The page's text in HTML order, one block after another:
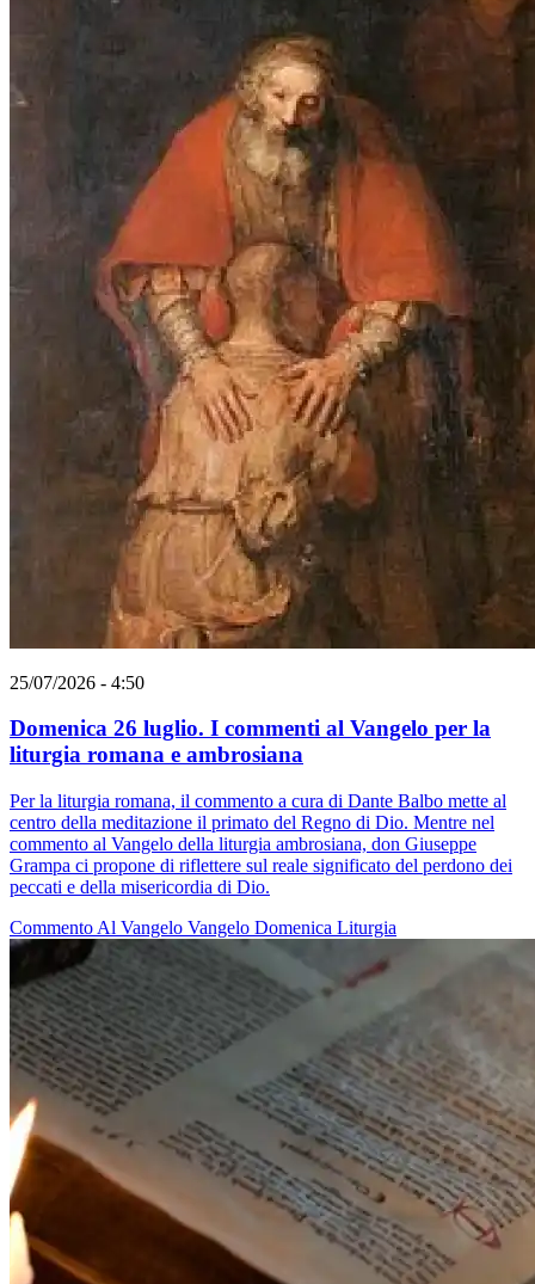
25/07/2026 - 4:50
Domenica 26 luglio. I commenti al Vangelo per la
liturgia romana e ambrosiana
Per la liturgia romana, il commento a cura di Dante Balbo mette al
centro della meditazione il primato del Regno di Dio. Mentre nel
commento al Vangelo della liturgia ambrosiana, don Giuseppe
Grampa ci propone di riflettere sul reale significato del perdono dei
peccati e della misericordia di Dio.
Commento Al Vangelo Vangelo Domenica Liturgia